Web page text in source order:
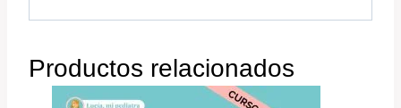
Productos relacionados